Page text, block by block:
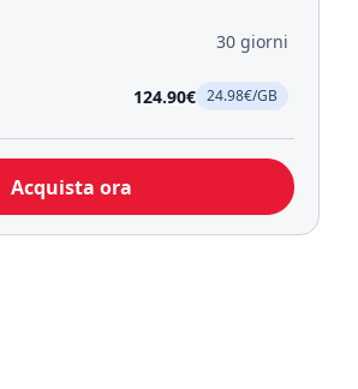
30 giorni
124.90€ 24.98€/GB
Acquista ora